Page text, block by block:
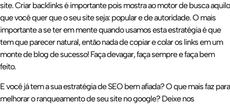
site. Criar backlinks é importante pois mostra ao motor de busca aquilo
que você quer que o seu site seja: popular e de autoridade. O mais
importante a se ter em mente quando usamos esta estratégia é que
tem que parecer natural, então nada de copiar e colar os links em um
monte de blog de sucesso! Faça devagar, faça sempre e faça bem
feito.
E você já tem a sua estratégia de SEO bem afiada? O que mais faz para
melhorar o ranqueamento de seu site no google? Deixe nos